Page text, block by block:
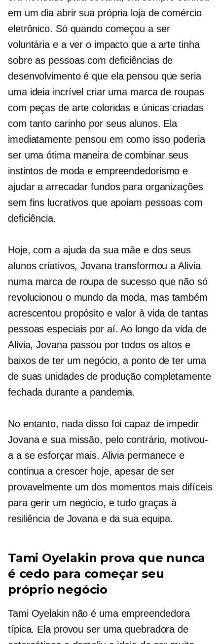
em um dia abrir sua própria loja de comércio
eletrônico. Só quando começou a ser
voluntária e a ver o impacto que a arte tinha
sobre as pessoas com deficiências de
desenvolvimento é que ela pensou que seria
uma ideia incrível criar uma marca de roupas
com peças de arte coloridas e únicas criadas
com tanto carinho por seus alunos. Ela
imediatamente pensou em como isso poderia
ser uma ótima maneira de combinar seus
instintos de moda e empreendedorismo e
ajudar a arrecadar fundos para organizações
sem fins lucrativos que apoiam pessoas com
deficiência.
Hoje, com a ajuda da sua mãe e dos seus
alunos criativos, Jovana transformou a Alivia
numa marca de roupa de sucesso que não só
revolucionou o mundo da moda, mas também
acrescentou propósito e valor à vida de tantas
pessoas especiais por aí. Ao longo da vida de
Alivia, Jovana passou por todos os altos e
baixos de ter um negócio, a ponto de ter uma
de suas unidades de produção completamente
fechada durante a pandemia.
No entanto, nada disso foi capaz de impedir
Jovana e sua missão, pelo contrário, motivou-
a a se esforçar mais. Alivia permanece e
continua a crescer hoje, apesar de ser
provavelmente um dos momentos mais difíceis
para gerir um negócio, e tudo graças à
resiliência de Jovana e da sua equipa.
Tami Oyelakin prova que nunca
é cedo para começar seu
próprio negócio
Tami Oyelakin não é uma empreendedora
típica. Ela provou ser uma quebradora de